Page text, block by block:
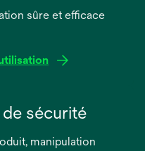
sûre et efficace
sécurité
manipulation